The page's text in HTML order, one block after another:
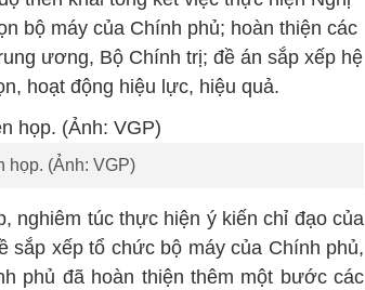
bộ máy của Chính phủ; hoàn thiện các
ương, Bộ Chính trị; đề án sắp xếp hệ
hoạt động hiệu lực, hiệu quả.
họp. (Ảnh: VGP)
nghiêm túc thực hiện ý kiến chỉ đạo của
sắp xếp tổ chức bộ máy của Chính phủ,
phủ đã hoàn thiện thêm một bước các